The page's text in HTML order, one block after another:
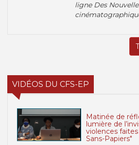
ligne Des
VIDÉOS DU CFS-EP
Matinée de
lumière de
violences
Sans-Papiers"